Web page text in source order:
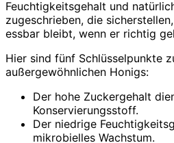
Feuchtigkeitsgehalt und
zugeschrieben, die
essbar bleibt, wenn er richtig
Hier sind fünf Schlüsselpunkte
außergewöhnlichen Honigs:
Der hohe Zuckergehalt
Konservierungsstoff.
Der niedrige
mikrobielles Wachstum.